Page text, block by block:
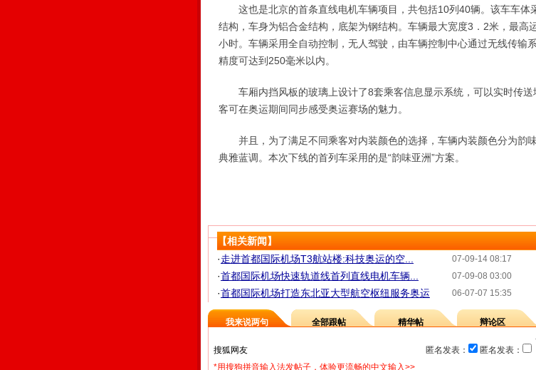
这也是北京的首条直线电机车辆项目，共包括10列40辆。该车车体
结构，车身为铝合金结构，底架为钢结构。车辆最大宽度3．2米，最高
小时。车辆采用全自动控制，无人驾驶，由车辆控制中心通过无线传输
精度可达到250毫米以内。
车厢内挡风板的玻璃上设计了8套乘客信息显示系统，可以实时传送
客可在奥运期间同步感受奥运赛场的魅力。
并且，为了满足不同乘客对内装颜色的选择，车辆内装颜色分为韵味
典雅蓝调。本次下线的首列车采用的是“韵味亚洲”方案。
【相关新闻】
07-09-14 08:17
·走进首都国际机场T3航站楼:科技奥运的空...
07-09-08 03:00
·首都国际机场快速轨道线首列直线电机车辆...
06-07-07 15:35
·首都国际机场打造东北亚大型航空枢纽服务奥运
我来说两句 全部跟帖 精华帖
辩论区
匿名发表：
匿名发表：
*用搜狗拼音输入法发帖子，体验更流畅的中文输入>>